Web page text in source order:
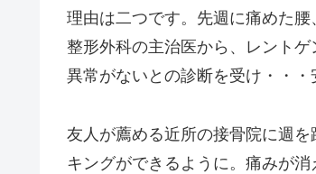
理由は二つです。先週に痛めた腰
整形外科の主治医から、レント
異常がないとの診断を受け・・・
友人が薦める近所の接骨院に週
キングができるように。痛みが